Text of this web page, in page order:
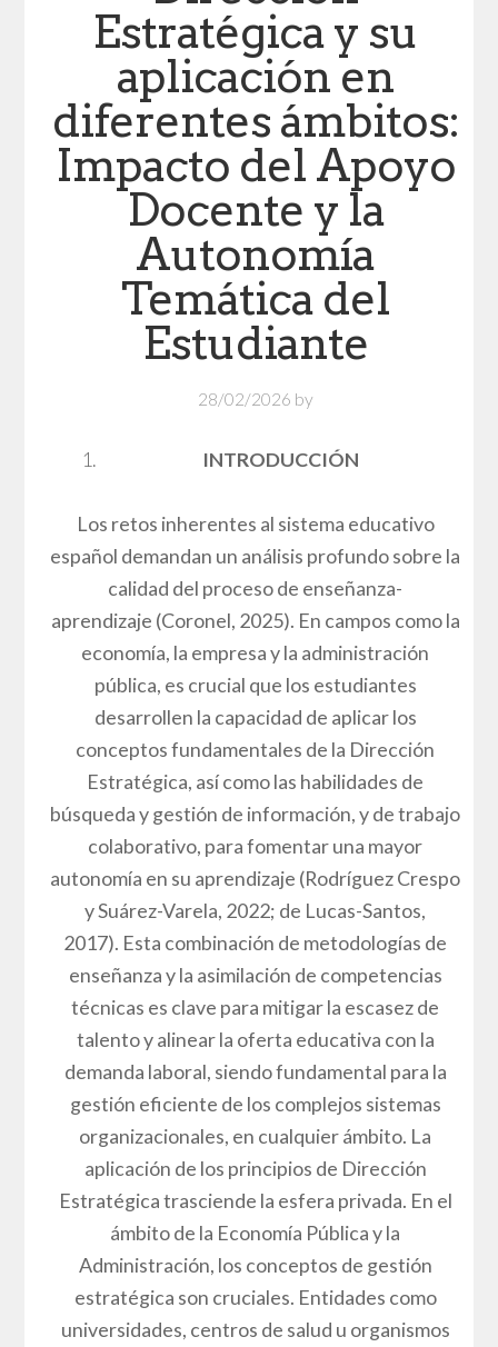
Estratégica y su
aplicación en
diferentes ámbitos:
Impacto del Apoyo
Docente y la
Autonomía
Temática del
Estudiante
28/02/2026 by
INTRODUCCIÓN
Los retos inherentes al sistema educativo
español demandan un análisis profundo sobre la
calidad del proceso de enseñanza-
aprendizaje (Coronel, 2025). En campos como la
economía, la empresa y la administración
pública, es crucial que los estudiantes
desarrollen la capacidad de aplicar los
conceptos fundamentales de la Dirección
Estratégica, así como las habilidades de
búsqueda y gestión de información, y de trabajo
colaborativo, para fomentar una mayor
autonomía en su aprendizaje (Rodríguez Crespo
y Suárez-Varela, 2022; de Lucas-Santos,
2017). Esta combinación de metodologías de
enseñanza y la asimilación de competencias
técnicas es clave para mitigar la escasez de
talento y alinear la oferta educativa con la
demanda laboral, siendo fundamental para la
gestión eficiente de los complejos sistemas
organizacionales, en cualquier ámbito. La
aplicación de los principios de Dirección
Estratégica trasciende la esfera privada. En el
ámbito de la Economía Pública y la
Administración, los conceptos de gestión
estratégica son cruciales. Entidades como
universidades, centros de salud u organismos